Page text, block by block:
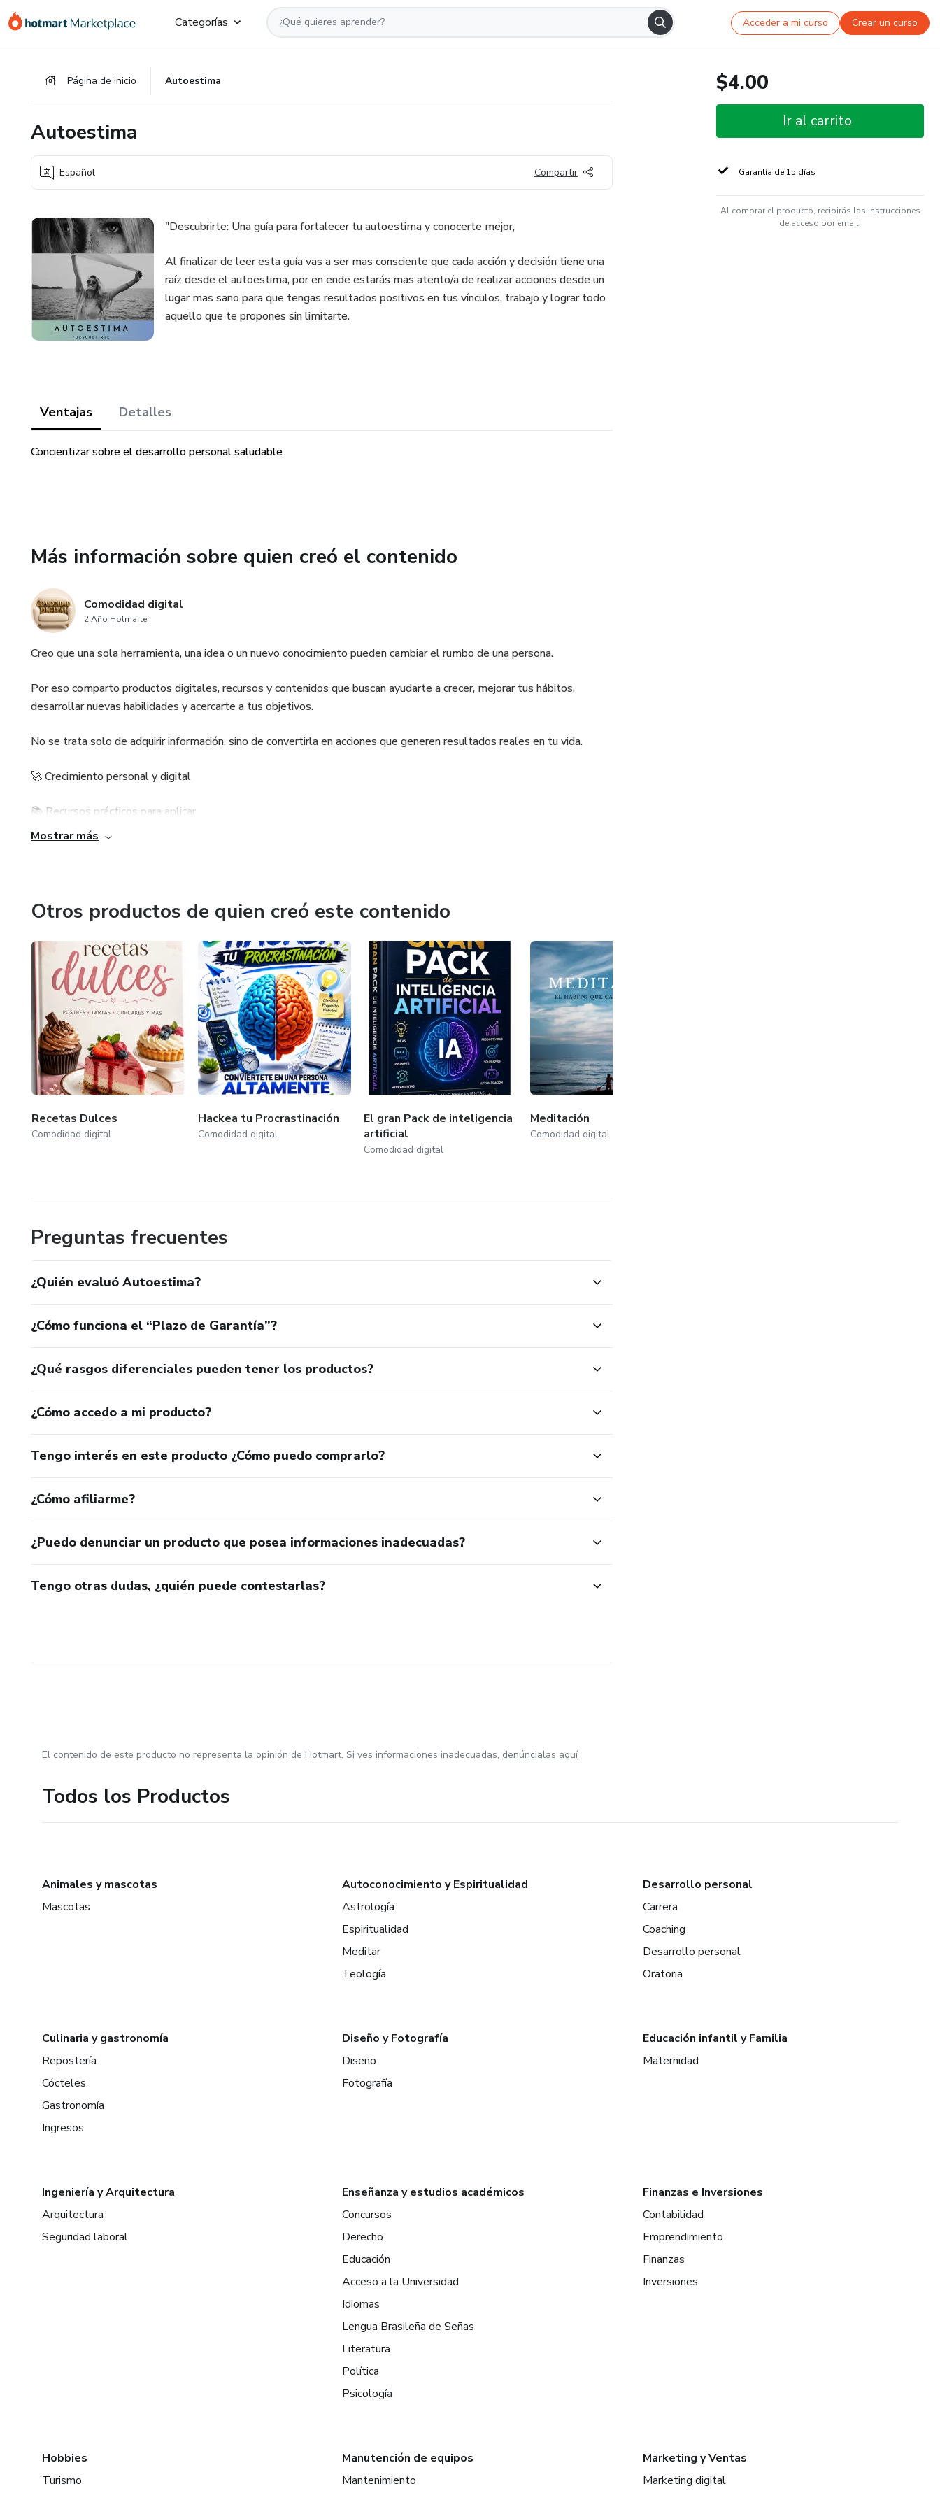
Categorías Acceder a mi curso Crear un curso
Página de inicio Autoestima
Autoestima
Español Compartir
"Descubrirte: Una guía para fortalecer tu autoestima y conocerte mejor,
Al finalizar de leer esta guía vas a ser mas consciente que cada acción y decisión tiene una
raíz desde el autoestima, por en ende estarás mas atento/a de realizar acciones desde un
lugar mas sano para que tengas resultados positivos en tus vínculos, trabajo y lograr todo
aquello que te propones sin limitarte.
Ventajas Detalles
Concientizar sobre el desarrollo personal saludable
Más información sobre quien creó el contenido
Comodidad digital
2 Año Hotmarter
Creo que una sola herramienta, una idea o un nuevo conocimiento pueden cambiar el rumbo de una persona.
Por eso comparto productos digitales, recursos y contenidos que buscan ayudarte a crecer, mejorar tus hábitos,
desarrollar nuevas habilidades y acercarte a tus objetivos.
No se trata solo de adquirir información, sino de convertirla en acciones que generen resultados reales en tu vida.
🚀 Crecimiento personal y digital
📚 Recursos prácticos para aplicar
Mostrar más
Otros productos de quien creó este contenido
Recetas Dulces
Comodidad digital
Hackea tu Procrastinación
Comodidad digital
El gran Pack de inteligencia
artificial
Comodidad digital
Meditación
Comodidad digital
Preguntas frecuentes
¿Quién evaluó Autoestima?
¿Cómo funciona el “Plazo de Garantía”?
¿Qué rasgos diferenciales pueden tener los productos?
¿Cómo accedo a mi producto?
Tengo interés en este producto ¿Cómo puedo comprarlo?
¿Cómo afiliarme?
¿Puedo denunciar un producto que posea informaciones inadecuadas?
Tengo otras dudas, ¿quién puede contestarlas?
$4.00
Ir al carrito
Garantía de 15 días
Al comprar el producto, recibirás las instrucciones
de acceso por email.
El contenido de este producto no representa la opinión de Hotmart. Si ves informaciones inadecuadas, denúncialas aquí
Todos los Productos
Animales y mascotas
Mascotas
Autoconocimiento y Espiritualidad
Astrología
Espiritualidad
Meditar
Teología
Desarrollo personal
Carrera
Coaching
Desarrollo personal
Oratoria
Culinaria y gastronomía
Repostería
Cócteles
Gastronomía
Ingresos
Diseño y Fotografía
Diseño
Fotografía
Educación infantil y Familia
Maternidad
Ingeniería y Arquitectura
Arquitectura
Seguridad laboral
Enseñanza y estudios académicos
Concursos
Derecho
Educación
Acceso a la Universidad
Idiomas
Lengua Brasileña de Señas
Literatura
Política
Psicología
Finanzas e Inversiones
Contabilidad
Emprendimiento
Finanzas
Inversiones
Hobbies
Turismo
Manutención de equipos
Mantenimiento
Marketing y Ventas
Marketing digital